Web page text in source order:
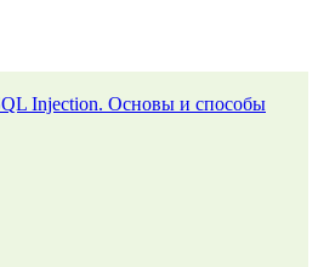
Injection. Основы и способы